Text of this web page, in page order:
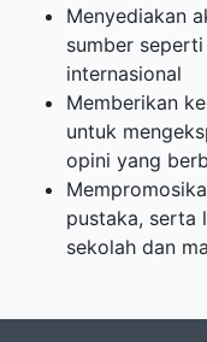
Menyediakan
sumber
internasional
Memberikan
untuk
opini yang
pustaka, serta
sekolah dan